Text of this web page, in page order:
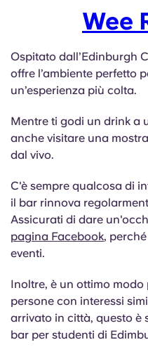
Wee
Ospitato dall’Edinburgh
offre l’ambiente perfetto
un’esperienza più colta.
Mentre ti godi un drink a
anche visitare una
dal vivo.
C'è sempre qualcosa di
il bar rinnova
Assicurati di dare
pagina Facebook,
eventi.
Inoltre, è un ottimo
persone con interessi
arrivato in città, questo è
bar per studenti di